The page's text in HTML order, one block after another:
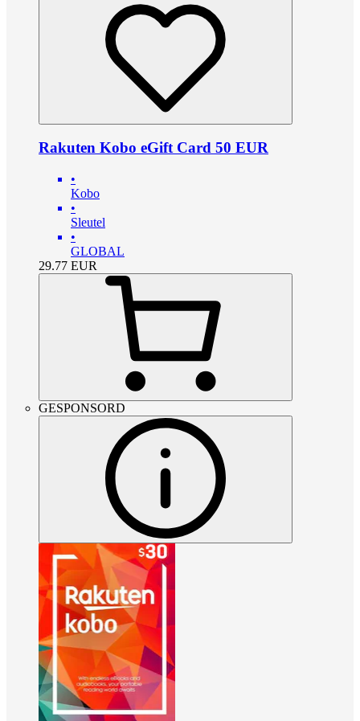
Rakuten Kobo eGift Card 50 EUR
•
Kobo
•
Sleutel
•
GLOBAL
29.77 EUR
GESPONSORD